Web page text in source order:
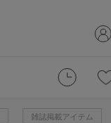
雑誌掲載アイテム